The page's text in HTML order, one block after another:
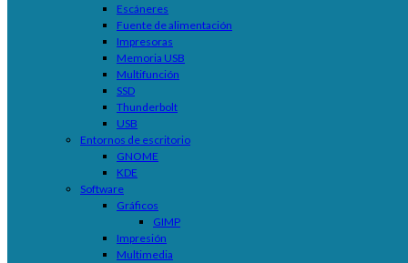
Escáneres
Fuente de alimentación
Impresoras
Memoria USB
Multifunción
SSD
Thunderbolt
USB
Entornos de escritorio
GNOME
KDE
Software
Gráficos
GIMP
Impresión
Multimedia